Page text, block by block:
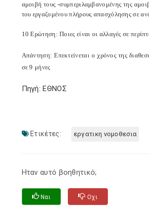
αμοιβή τους -συμπεριλαμβανομένης της
του εργαζομένου πλήρους απασχόλησης σε
10 Ερώτηση: Ποιες είναι οι αλλαγές σε
Απάντηση: Επεκτείνεται ο χρόνος της
σε 9 μήνες
Πηγή: ΕΘΝΟΣ
Ετικέτες: εργατικη νομοθεσια
Ηταν αυτό βοηθητικό;
Ναι Οχι